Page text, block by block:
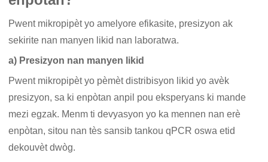
Pwent mikropipèt yo amelyore efikasite, presizyon ak
sekirite nan manyen likid nan laboratwa.
a) Presizyon nan manyen likid
Pwent mikropipèt yo pèmèt distribisyon likid yo avèk
presizyon, sa ki enpòtan anpil pou eksperyans ki mande
mezi egzak. Menm ti devyasyon yo ka mennen nan erè
enpòtan, sitou nan tès sansib tankou qPCR oswa etid
dekouvèt dwòg.